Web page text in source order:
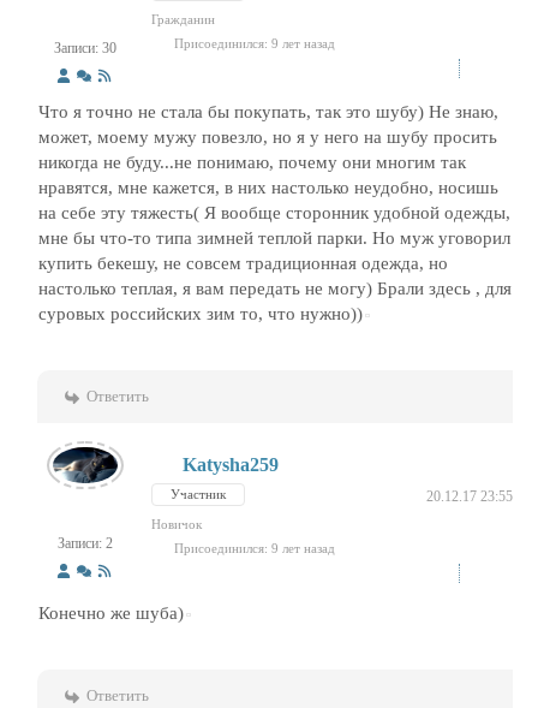
Записи: 30
Гражданин
Присоединился: 9 лет назад
Что я точно не стала бы покупать, так это шубу) Не знаю,
может, моему мужу повезло, но я у него на шубу просить
никогда не буду...не понимаю, почему они многим так
нравятся, мне кажется, в них настолько неудобно, носишь
на себе эту тяжесть( Я вообще сторонник удобной одежды,
мне бы что-то типа зимней теплой парки. Но муж уговорил
купить бекешу, не совсем традиционная одежда, но
настолько теплая, я вам передать не могу) Брали здесь , для
суровых российских зим то, что нужно))
Ответить
Записи: 2
Katysha259
Участник 20.12.17 23:55
Новичок
Присоединился: 9 лет назад
Конечно же шуба)
Ответить